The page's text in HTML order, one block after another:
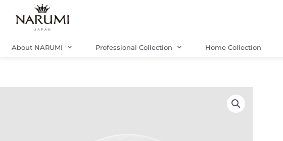
About NARUMI Professional Collection Home Collection